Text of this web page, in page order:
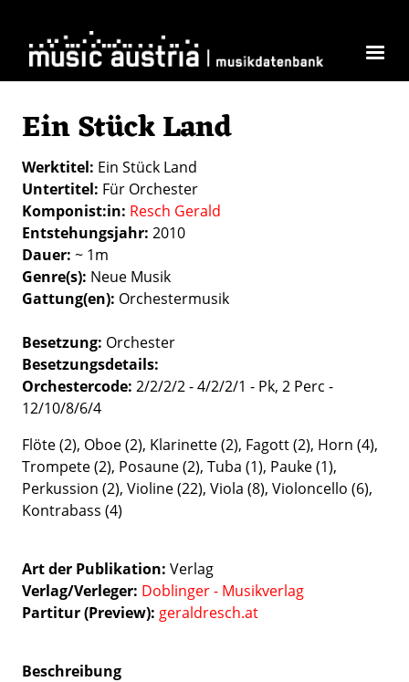
Ein Stück Land
Werktitel Ein Stück Land
Untertitel Für Orchester
Komponist:in Resch Gerald
Entstehungsjahr 2010
Dauer ~ 1m
Genre(s) Neue Musik
Gattung(en) Orchestermusik
Besetzung Orchester
Besetzungsdetails
Orchestercode: 2/2/2/2 - 4/2/2/1 - Pk, 2 Perc -
12/10/8/6/4
Flöte (2), Oboe (2), Klarinette (2), Fagott (2), Horn (4),
Trompete (2), Posaune (2), Tuba (1), Pauke (1),
Perkussion (2), Violine (22), Viola (8), Violoncello (6),
Kontrabass (4)
Art der Publikation Verlag
Verlag/Verleger Doblinger - Musikverlag
Partitur (Preview): geraldresch.at
Beschreibung